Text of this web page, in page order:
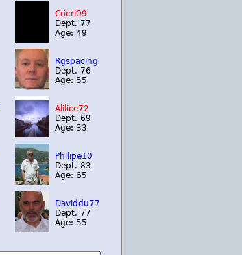
Cricri09
Dept. 77
Age: 49
Rgspacing
Dept. 76
Age: 55
Alilice72
Dept. 69
Age: 33
Philipe10
Dept. 83
Age: 65
Daviddu77
Dept. 77
Age: 55